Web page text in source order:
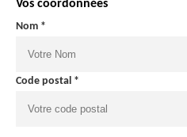
Vos coordonnées
Nom *
Code postal *